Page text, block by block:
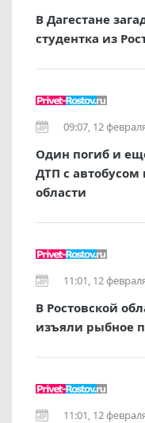
В Дагестане
студентка из
09:07, 12
Один погиб и
ДТП с автобусом
области
11:01, 12
В Ростовской
изъяли рыбное
11:01, 12